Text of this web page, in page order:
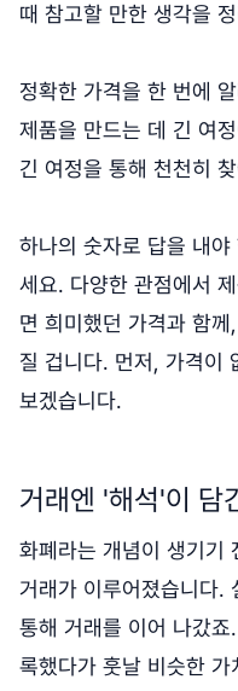
때 참고할 만한 생각을
정확한 가격을 한 번에
제품을 만드는 데 긴 여
긴 여정을 통해 천천히
하나의 숫자로 답을 내
세요. 다양한 관점에서
면 희미했던 가격과 함
질 겁니다. 먼저, 가격이
보겠습니다.
거래엔 '해석'이 담
화폐라는 개념이 생기기
거래가 이루어졌습니다.
통해 거래를 이어 나갔죠
록했다가 훗날 비슷한